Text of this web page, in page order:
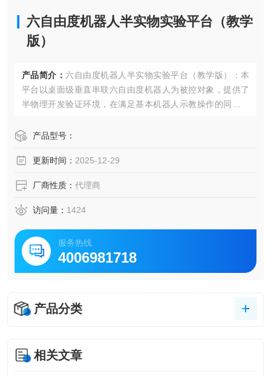
六自由度机器人半实物实验平台（教学
版）
产品简介： 六自由度机器人半实物实验平台（教学版）：本
平台以桌面级垂直串联六自由度机器人为被控对象，提供了
半物理开发验证环境，在满足基本机器人示教操作的同时，
动学解算等机器人学及其控制理论算法的本科教学提供实验
产品型号：
更新时间： 2025-12-29
厂商性质： 代理商
访问量： 1424
服务热线
4006981718
产品分类
相关文章